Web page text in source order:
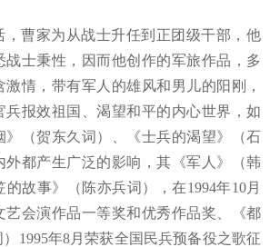
，曹家为从战士升任到正团级干部，他
战士秉性，因而他创作的军旅作品，多
情，带有军人的雄风和男儿的阳刚，
兵报效祖国、渴望和平的内心世界，如
》（贺东久词）、《士兵的渴望》（石
外都产生广泛的影响，其《军人》（韩
故事》（陈亦兵词），在1994年10月
艺会演作品一等奖和优秀作品奖、《都
1995年8月荣获全国民兵预备役之歌征